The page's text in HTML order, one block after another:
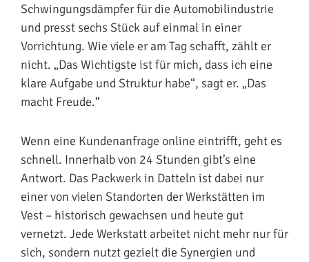
Schwingungsdämpfer für die Automobilindustrie
und presst sechs Stück auf einmal in einer
Vorrichtung. Wie viele er am Tag schafft, zählt er
nicht. „Das Wichtigste ist für mich, dass ich eine
klare Aufgabe und Struktur habe“, sagt er. „Das
macht Freude.“
Wenn eine Kundenanfrage online eintrifft, geht es
schnell. Innerhalb von 24 Stunden gibt’s eine
Antwort. Das Packwerk in Datteln ist dabei nur
einer von vielen Standorten der Werkstätten im
Vest – historisch gewachsen und heute gut
vernetzt. Jede Werkstatt arbeitet nicht mehr nur für
sich, sondern nutzt gezielt die Synergien und